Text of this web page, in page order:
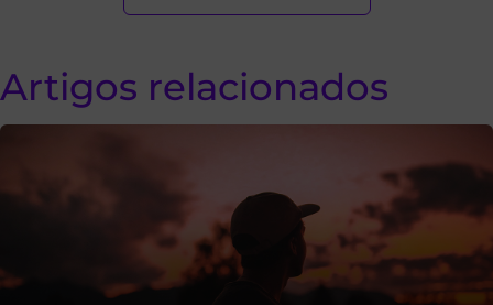
Artigos relacionados